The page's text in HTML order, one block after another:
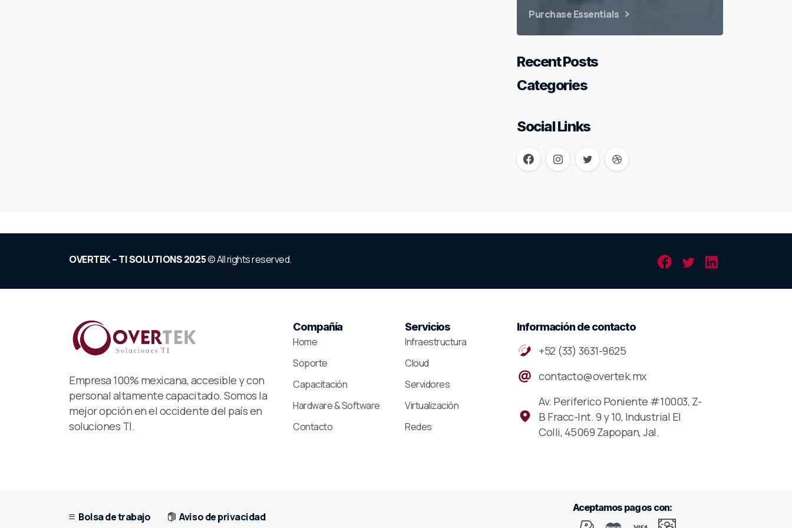
Purchase Essentials
Recent Posts
Categories
Social Links
OVERTEK – TI SOLUTIONS 2025© All rights reserved.
Empresa 100% mexicana, accesible y con
personal altamente capacitado. Somos la
mejor opción en el occidente del país en
soluciones TI.
Compañía
Home
Soporte
Capacitación
Hardware & Software
Contacto
Servicios
Infraestructura
Cloud
Servidores
Virtualización
Redes
Informacióndecontacto
+52 (33) 3631-9625
contacto@overtek.mx
Av. Periferico Poniente #10003, Z-
B Fracc-Int. 9 y 10, Industrial El
Colli, 45069 Zapopan, Jal.
Bolsa de trabajo Aviso de privacidad
Aceptamos pagos con: